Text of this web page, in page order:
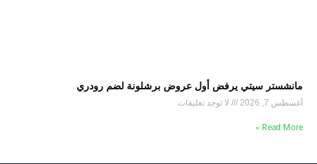
مانشستر سيتي يرفض أول عروض برشلونة لضم رودري
أغسطس 7, 2026 لا توجد تعليقات
Read More »